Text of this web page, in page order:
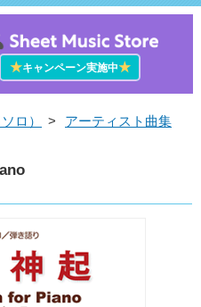
★キャンペーン実施中★
ロ） > アーティスト曲集